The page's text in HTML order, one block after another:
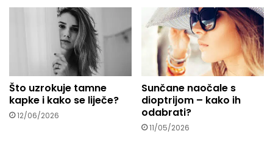
Što uzrokuje tamne
kapke i kako se liječe?
12/06/2026
Sunčane naočale s
dioptrijom – kako ih
odabrati?
11/05/2026